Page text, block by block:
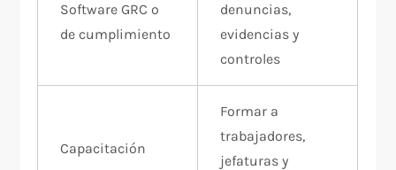
Software GRC o
de cumplimiento
denuncias,
evidencias y
controles
Capacitación
Formar a
trabajadores,
jefaturas y